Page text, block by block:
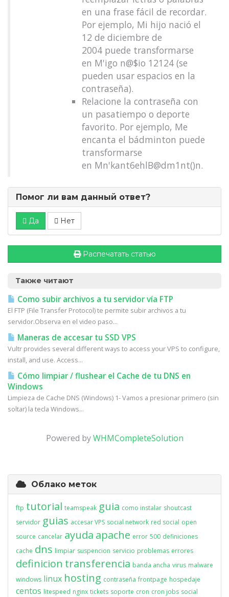
en una frase fácil de recordar.
Por ejemplo, Mi hijo nació el
12 de diciembre de
2004 puede transformarse
en M'igo n@$io 12124 (se
pueden usar espacios en la
contraseña).
Relacione la contraseña con
un pasatiempo o deporte
favorito. Por ejemplo, Me
encanta el bádminton puede
transformarse
en Mn'kant6ehlB@dm1nt()n.
Помог ли вам данный ответ?
Да Нет
Распечатать статью
Также читают
Como subir archivos a tu servidor vía FTP
El FTP (File Transfer Protocol) te permite subir archivos a tu
servidor.Observa en el video paso...
Maneras de accesar tu SSD VPS
Vultr provides several different ways to access your VPS to configure,
install, and use. Access...
Cómo limpiar / flushear el Cache de tu DNS en
Windows
Limpieza de Cache DNS (Windows) 1- Vamos a presionar primero (sin
soltar) la tecla Windows...
Powered byWHMCompleteSolution
Облако меток
ftp tutorial teamspeak guia como instalar shoutcast
servidor guias accesar VPS social network red social open
source cancelar ayuda apache error 500 definiciones
cache dns limpiar suspencion servicio problemas errores
definicion transferencia banda ancha virus malware
windows linux hosting contraseña frontpage hospedaje
centos litespeed nginx tickets soporte cron cron jobs social